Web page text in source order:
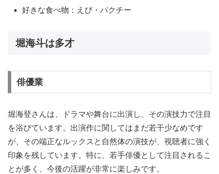
好きな食べ物：えび・パクチー
堀海斗は多才
俳優業
堀海登さんは、ドラマや舞台に出演し、その演技力で注目
を浴びています。出演作に関してはまだ若干少なめです
が、その端正なルックスと自然体の演技が、視聴者に強く
印象を残しています。特に、若手俳優として注目されるこ
とが多く、今後の活躍が非常に楽しみです。